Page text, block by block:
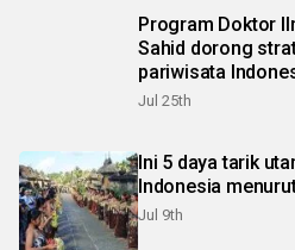
Program Doktor
Sahid dorong
pariwisata
Jul 25th
Ini 5 daya tarik
Indonesia
Jul 9th